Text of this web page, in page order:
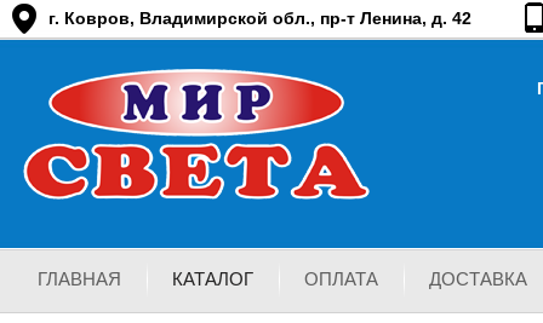
г. Ковров, Владимирской обл., пр-т Ленина, д. 42
ГЛАВНАЯ КАТАЛОГ ОПЛАТА ДОСТАВКА